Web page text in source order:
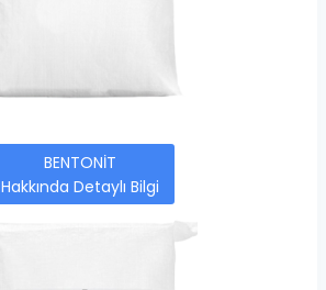
BENTONİT
Hakkında Detaylı Bilgi